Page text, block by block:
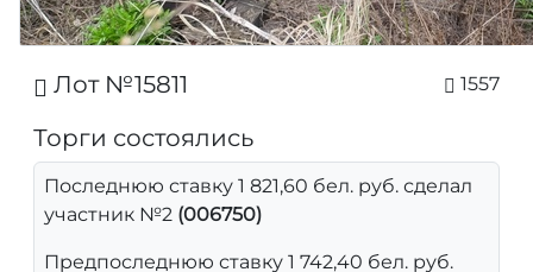
Лот №15811 1557
Торги состоялись
Последнюю ставку 1 821,60 бел. руб. сделал
участник №2 (006750)
Предпоследнюю ставку 1 742,40 бел. руб.